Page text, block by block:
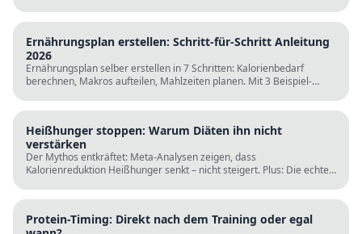
Ernährungsplan erstellen: Schritt-für-Schritt Anleitung
2026
Ernährungsplan selber erstellen in 7 Schritten: Kalorienbedarf
berechnen, Makros aufteilen, Mahlzeiten planen. Mit 3 Beispiel-
Heißhunger stoppen: Warum Diäten ihn nicht
verstärken
Der Mythos entkräftet: Meta-Analysen zeigen, dass
Kalorienreduktion Heißhunger senkt – nicht steigert. Plus: Die echten
Protein-Timing: Direkt nach dem Training oder egal